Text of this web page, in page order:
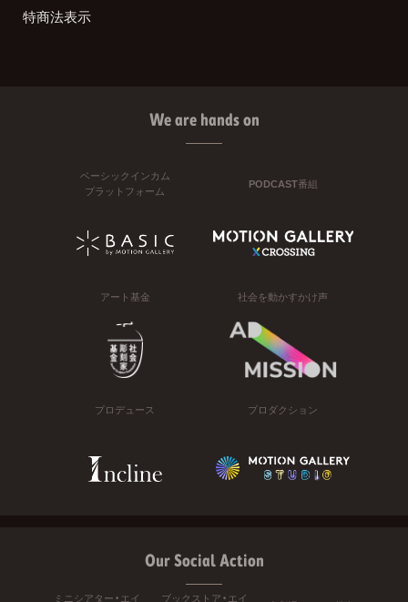
特商法表示
We are hands on
ベーシックインカム
プラットフォーム
PODCAST番組
アート基金 社会を動かすかけ声
プロデュース プロダクション
Our Social Action
ミニシアター・エイ
ブックストア・エイ